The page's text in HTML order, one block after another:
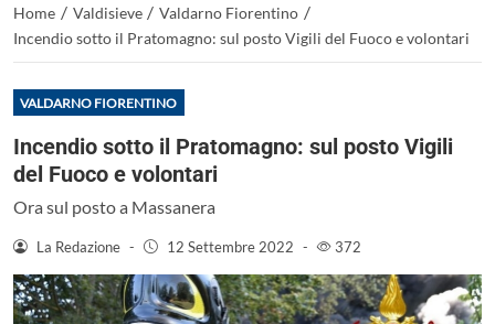
Home / Valdisieve / Valdarno Fiorentino /
Incendio sotto il Pratomagno: sul posto Vigili del Fuoco e volontari
VALDARNO FIORENTINO
Incendio sotto il Pratomagno: sul posto Vigili
del Fuoco e volontari
Ora sul posto a Massanera
La Redazione - 12 Settembre 2022 - 372